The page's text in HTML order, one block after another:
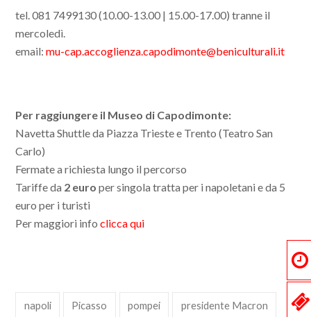
tel. 081 7499130 (10.00-13.00 | 15.00-17.00) tranne il
mercoledì.
email:mu-cap.accoglienza.capodimonte@beniculturali.it
Per raggiungere il Museo di Capodimonte:
Navetta Shuttle da Piazza Trieste e Trento (Teatro San
Carlo)
Fermate a richiesta lungo il percorso
Tariffe da 2 euro per singola tratta per i napoletani e da 5
euro per i turisti
Per maggiori infoclicca qui
napoli Picasso pompei presidente Macron